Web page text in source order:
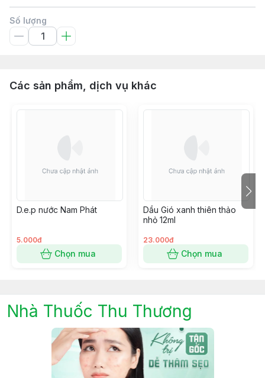
Số lượng
Các sản phẩm, dịch vụ khác
D.e.p nước Nam Phát
5.000đ
Chọn mua
Dầu Gió xanh thiên thảo
nhỏ 12ml
23.000đ
Chọn mua
Nhà Thuốc Thu Thương